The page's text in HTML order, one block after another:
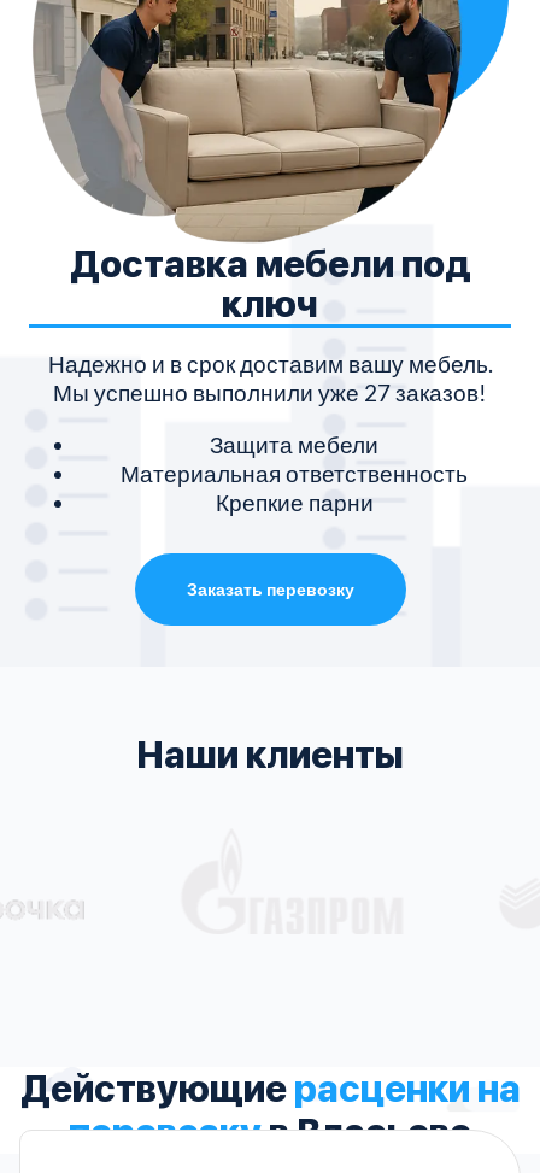
Доставка мебели под
ключ
Надежно и в срок доставим вашу мебель.
Мы успешно выполнили уже 27 заказов!
Защита мебели
Материальная ответственность
Крепкие парни
Заказать перевозку
Наши клиенты
Действующиерасценки на
перевозкув Власьеве